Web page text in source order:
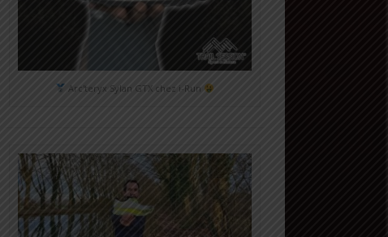
Arc'teryx Sylan GTX chez i-Run